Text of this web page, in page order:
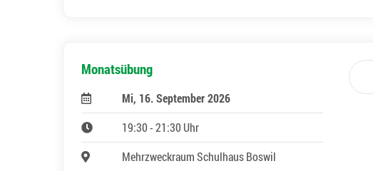
Monatsübung
Mi, 16. September 2026
19:30 - 21:30 Uhr
Mehrzweckraum Schulhaus Boswil